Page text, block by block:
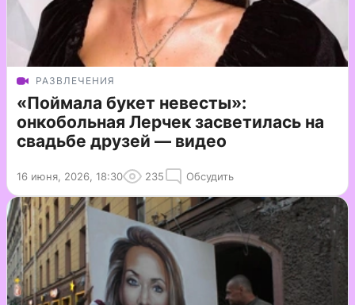
РАЗВЛЕЧЕНИЯ
«Поймала букет невесты»:
онкобольная Лерчек засветилась на
свадьбе друзей — видео
16 июня, 2026, 18:30 235 Обсудить